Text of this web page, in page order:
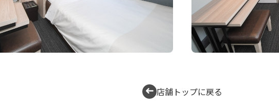
店舗トップに戻る